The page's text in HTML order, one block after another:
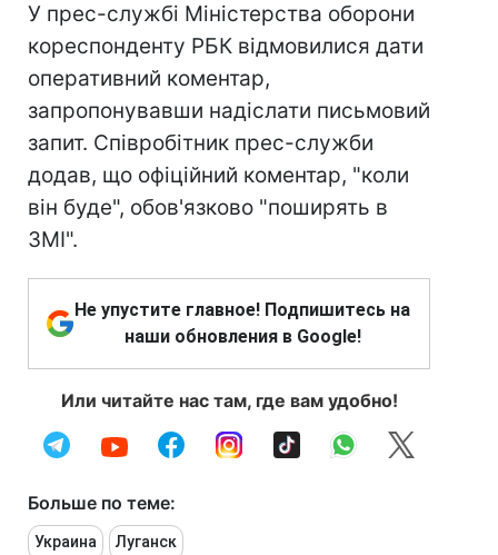
У прес-службі Міністерства оборони
кореспонденту РБК відмовилися дати
оперативний коментар,
запропонувавши надіслати письмовий
запит. Співробітник прес-служби
додав, що офіційний коментар, "коли
він буде", обов'язково "поширять в
ЗМІ".
Не упустите главное! Подпишитесь на
наши обновления в Google!
Или читайте нас там, где вам удобно!
Больше по теме:
Украина Луганск